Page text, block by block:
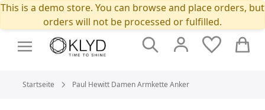
This is a demo store. You can browse and place orders, but
orders will not be processed or fulfilled.
Suche
Cart
Startseite Paul Hewitt Damen Armkette Anker